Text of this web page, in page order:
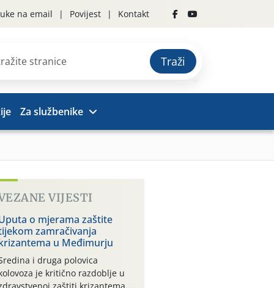
na email Povijest Kontakt
Traži
Za službenike
VIJESTI
o mjerama zaštite
zamračivanja
u Međimurju
i druga polovica
je kritično razdoblje u